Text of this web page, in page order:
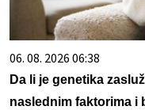
06. 08. 2026 06:38
Da li je genetika
naslednim faktorima i